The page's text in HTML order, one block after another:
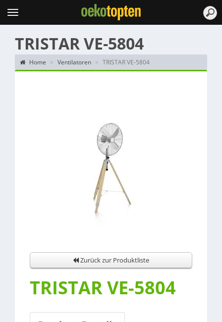
Topten
Menu
TRISTAR VE-5804
Home Ventilatoren TRISTAR VE-5804
Zurück zur Produktliste
TRISTAR VE-5804